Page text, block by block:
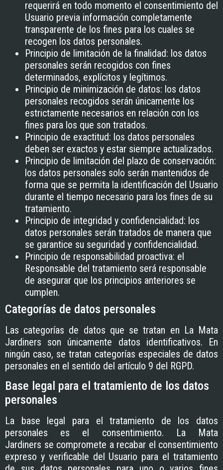
requerirá en todo momento el consentimiento del
Usuario previa información completamente
transparente de los fines para los cuales se
recogen los datos personales.
Principio de limitación de la finalidad: los datos
personales serán recogidos con fines
determinados, explícitos y legítimos.
Principio de minimización de datos: los datos
personales recogidos serán únicamente los
estrictamente necesarios en relación con los
fines para los que son tratados.
Principio de exactitud: los datos personales
deben ser exactos y estar siempre actualizados.
Principio de limitación del plazo de conservación:
los datos personales solo serán mantenidos de
forma que se permita la identificación del Usuario
durante el tiempo necesario para los fines de su
tratamiento.
Principio de integridad y confidencialidad: los
datos personales serán tratados de manera que
se garantice su seguridad y confidencialidad.
Principio de responsabilidad proactiva: el
Responsable del tratamiento será responsable
de asegurar que los principios anteriores se
cumplen.
Categorías de datos personales
Las categorías de datos que se tratan en La Mata
Jardiners son únicamente datos identificativos. En
ningún caso, se tratan categorías especiales de datos
personales en el sentido del artículo 9 del RGPD.
Base legal para el tratamiento de los datos
personales
La base legal para el tratamiento de los datos
personales es el consentimiento. La Mata
Jardiners se compromete a recabar el consentimiento
expreso y verificable del Usuario para el tratamiento